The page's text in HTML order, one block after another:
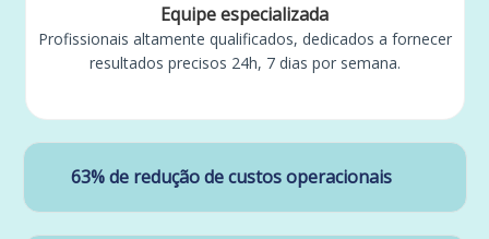
Equipe especializada
Profissionais altamente qualificados, dedicados a fornecer
resultados precisos 24h, 7 dias por semana.
63% de redução de custos operacionais